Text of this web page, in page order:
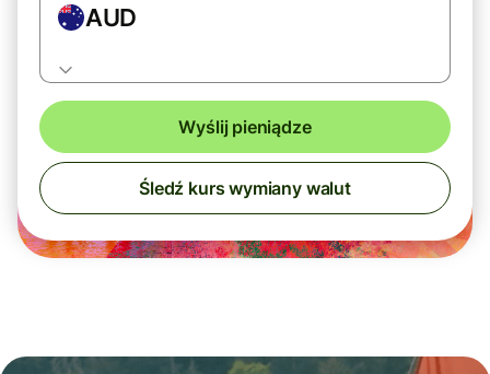
AUD
Wyślij pieniądze
Śledź kurs wymiany walut